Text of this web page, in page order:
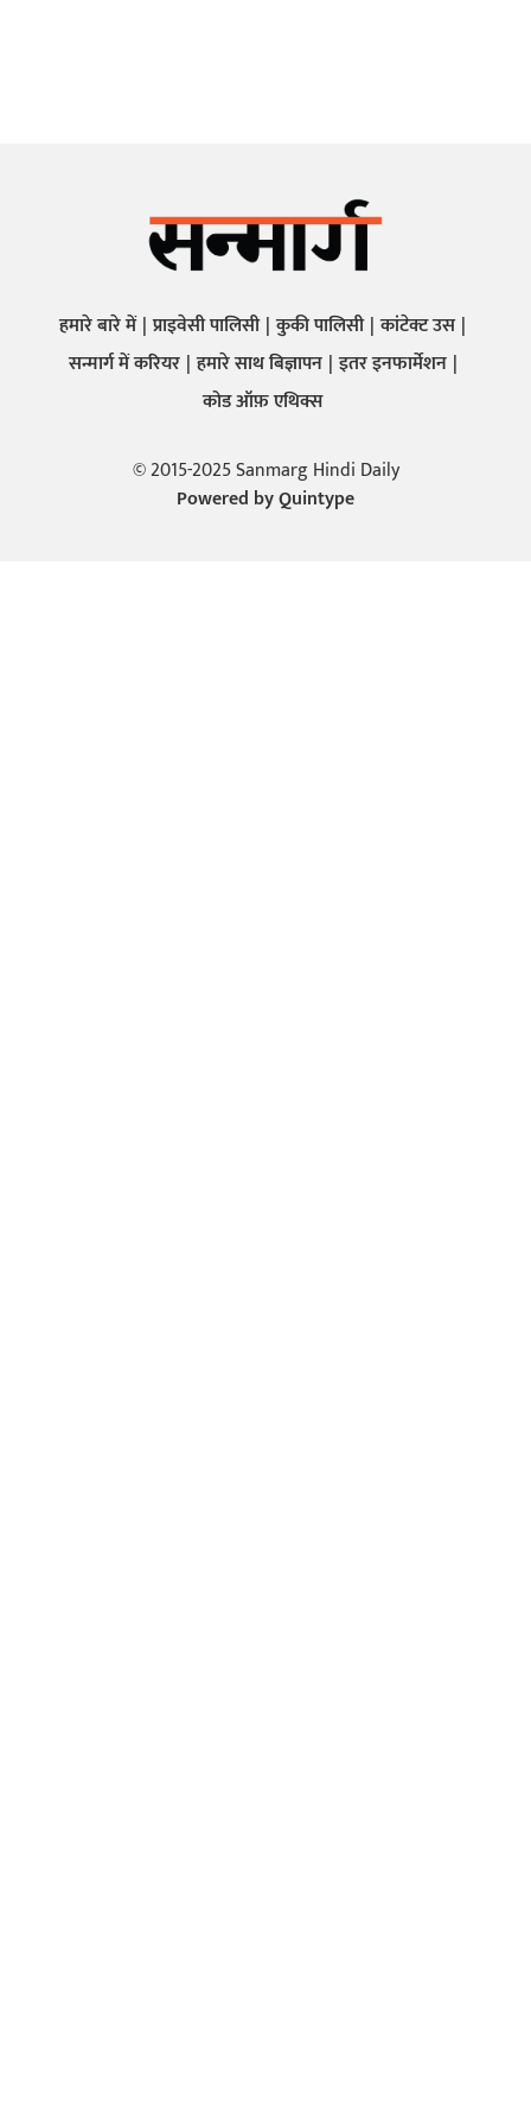
हमारे बारे में प्राइवेसी पालिसी कुकी पालिसी कांटेक्ट उस
सन्मार्ग में करियर हमारे साथ बिज्ञापन इतर इनफार्मेशन
कोड ऑफ़ एथिक्स
© 2015-2025 Sanmarg Hindi Daily
Powered byQuintype